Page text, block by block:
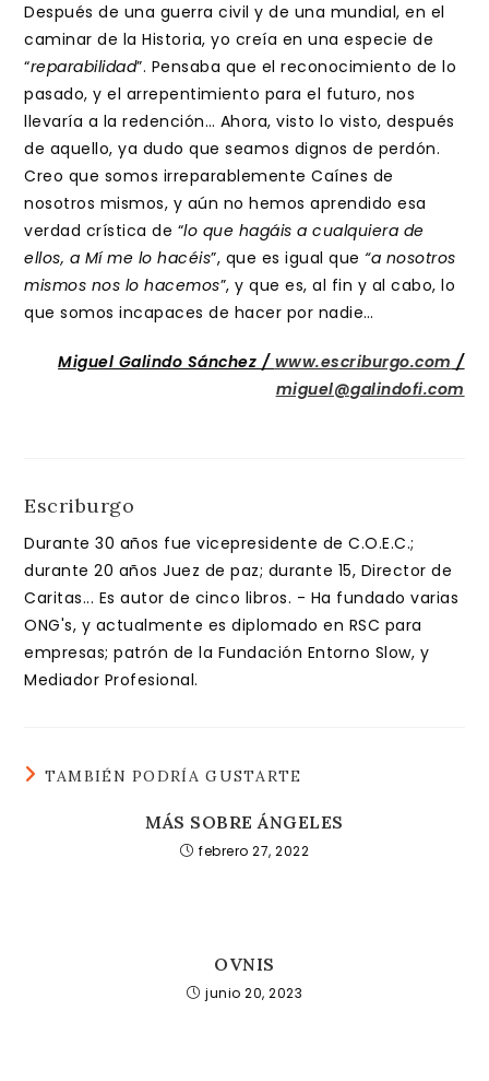
Después de una guerra civil y de una mundial, en el
caminar de la Historia, yo creía en una especie de
“reparabilidad”. Pensaba que el reconocimiento de lo
pasado, y el arrepentimiento para el futuro, nos
llevaría a la redención… Ahora, visto lo visto, después
de aquello, ya dudo que seamos dignos de perdón.
Creo que somos irreparablemente Caínes de
nosotros mismos, y aún no hemos aprendido esa
verdad crística de “lo que hagáis a cualquiera de
ellos, a Mí me lo hacéis”, que es igual que“a nosotros
mismos nos lo hacemos”, y que es, al fin y al cabo, lo
que somos incapaces de hacer por nadie…
Miguel Galindo Sánchez / www.escriburgo.com /
miguel@galindofi.com
Escriburgo
Durante 30 años fue vicepresidente de C.O.E.C.;
durante 20 años Juez de paz; durante 15, Director de
Caritas... Es autor de cinco libros. - Ha fundado varias
ONG's, y actualmente es diplomado en RSC para
empresas; patrón de la Fundación Entorno Slow, y
Mediador Profesional.
TAMBIÉN PODRÍA GUSTARTE
MÁS SOBRE ÁNGELES
febrero 27, 2022
OVNIS
junio 20, 2023